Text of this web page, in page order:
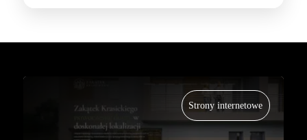
Strony internetowe